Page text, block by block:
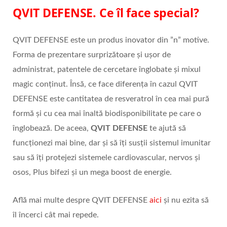
QVIT DEFENSE. Ce îl face special?
QVIT DEFENSE este un produs inovator din ”n” motive.
Forma de prezentare surprizătoare și ușor de
administrat, patentele de cercetare înglobate și mixul
magic conținut. Însă, ce face diferența în cazul QVIT
DEFENSE este cantitatea de resveratrol în cea mai pură
formă și cu cea mai înaltă biodisponibilitate pe care o
înglobează. De aceea, QVIT DEFENSE te ajută să
funcționezi mai bine, dar și să îți susții sistemul imunitar
sau să îți protejezi sistemele cardiovascular, nervos și
osos, Plus bifezi și un mega boost de energie.
Află mai multe despre QVIT DEFENSE aici și nu ezita să
îl încerci cât mai repede.